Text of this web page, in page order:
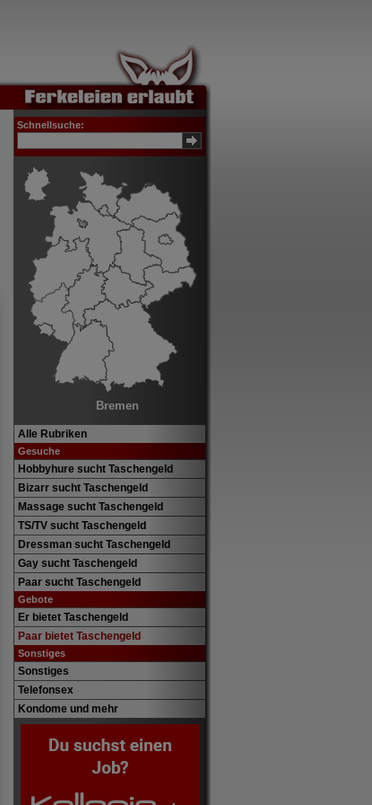
Schnellsuche:
Bremen
Alle Rubriken
Gesuche
Hobbyhure sucht Taschengeld
Bizarr sucht Taschengeld
Massage sucht Taschengeld
TS/TV sucht Taschengeld
Dressman sucht Taschengeld
Gay sucht Taschengeld
Paar sucht Taschengeld
Gebote
Er bietet Taschengeld
Paar bietet Taschengeld
Sonstiges
Sonstiges
Telefonsex
Kondome und mehr